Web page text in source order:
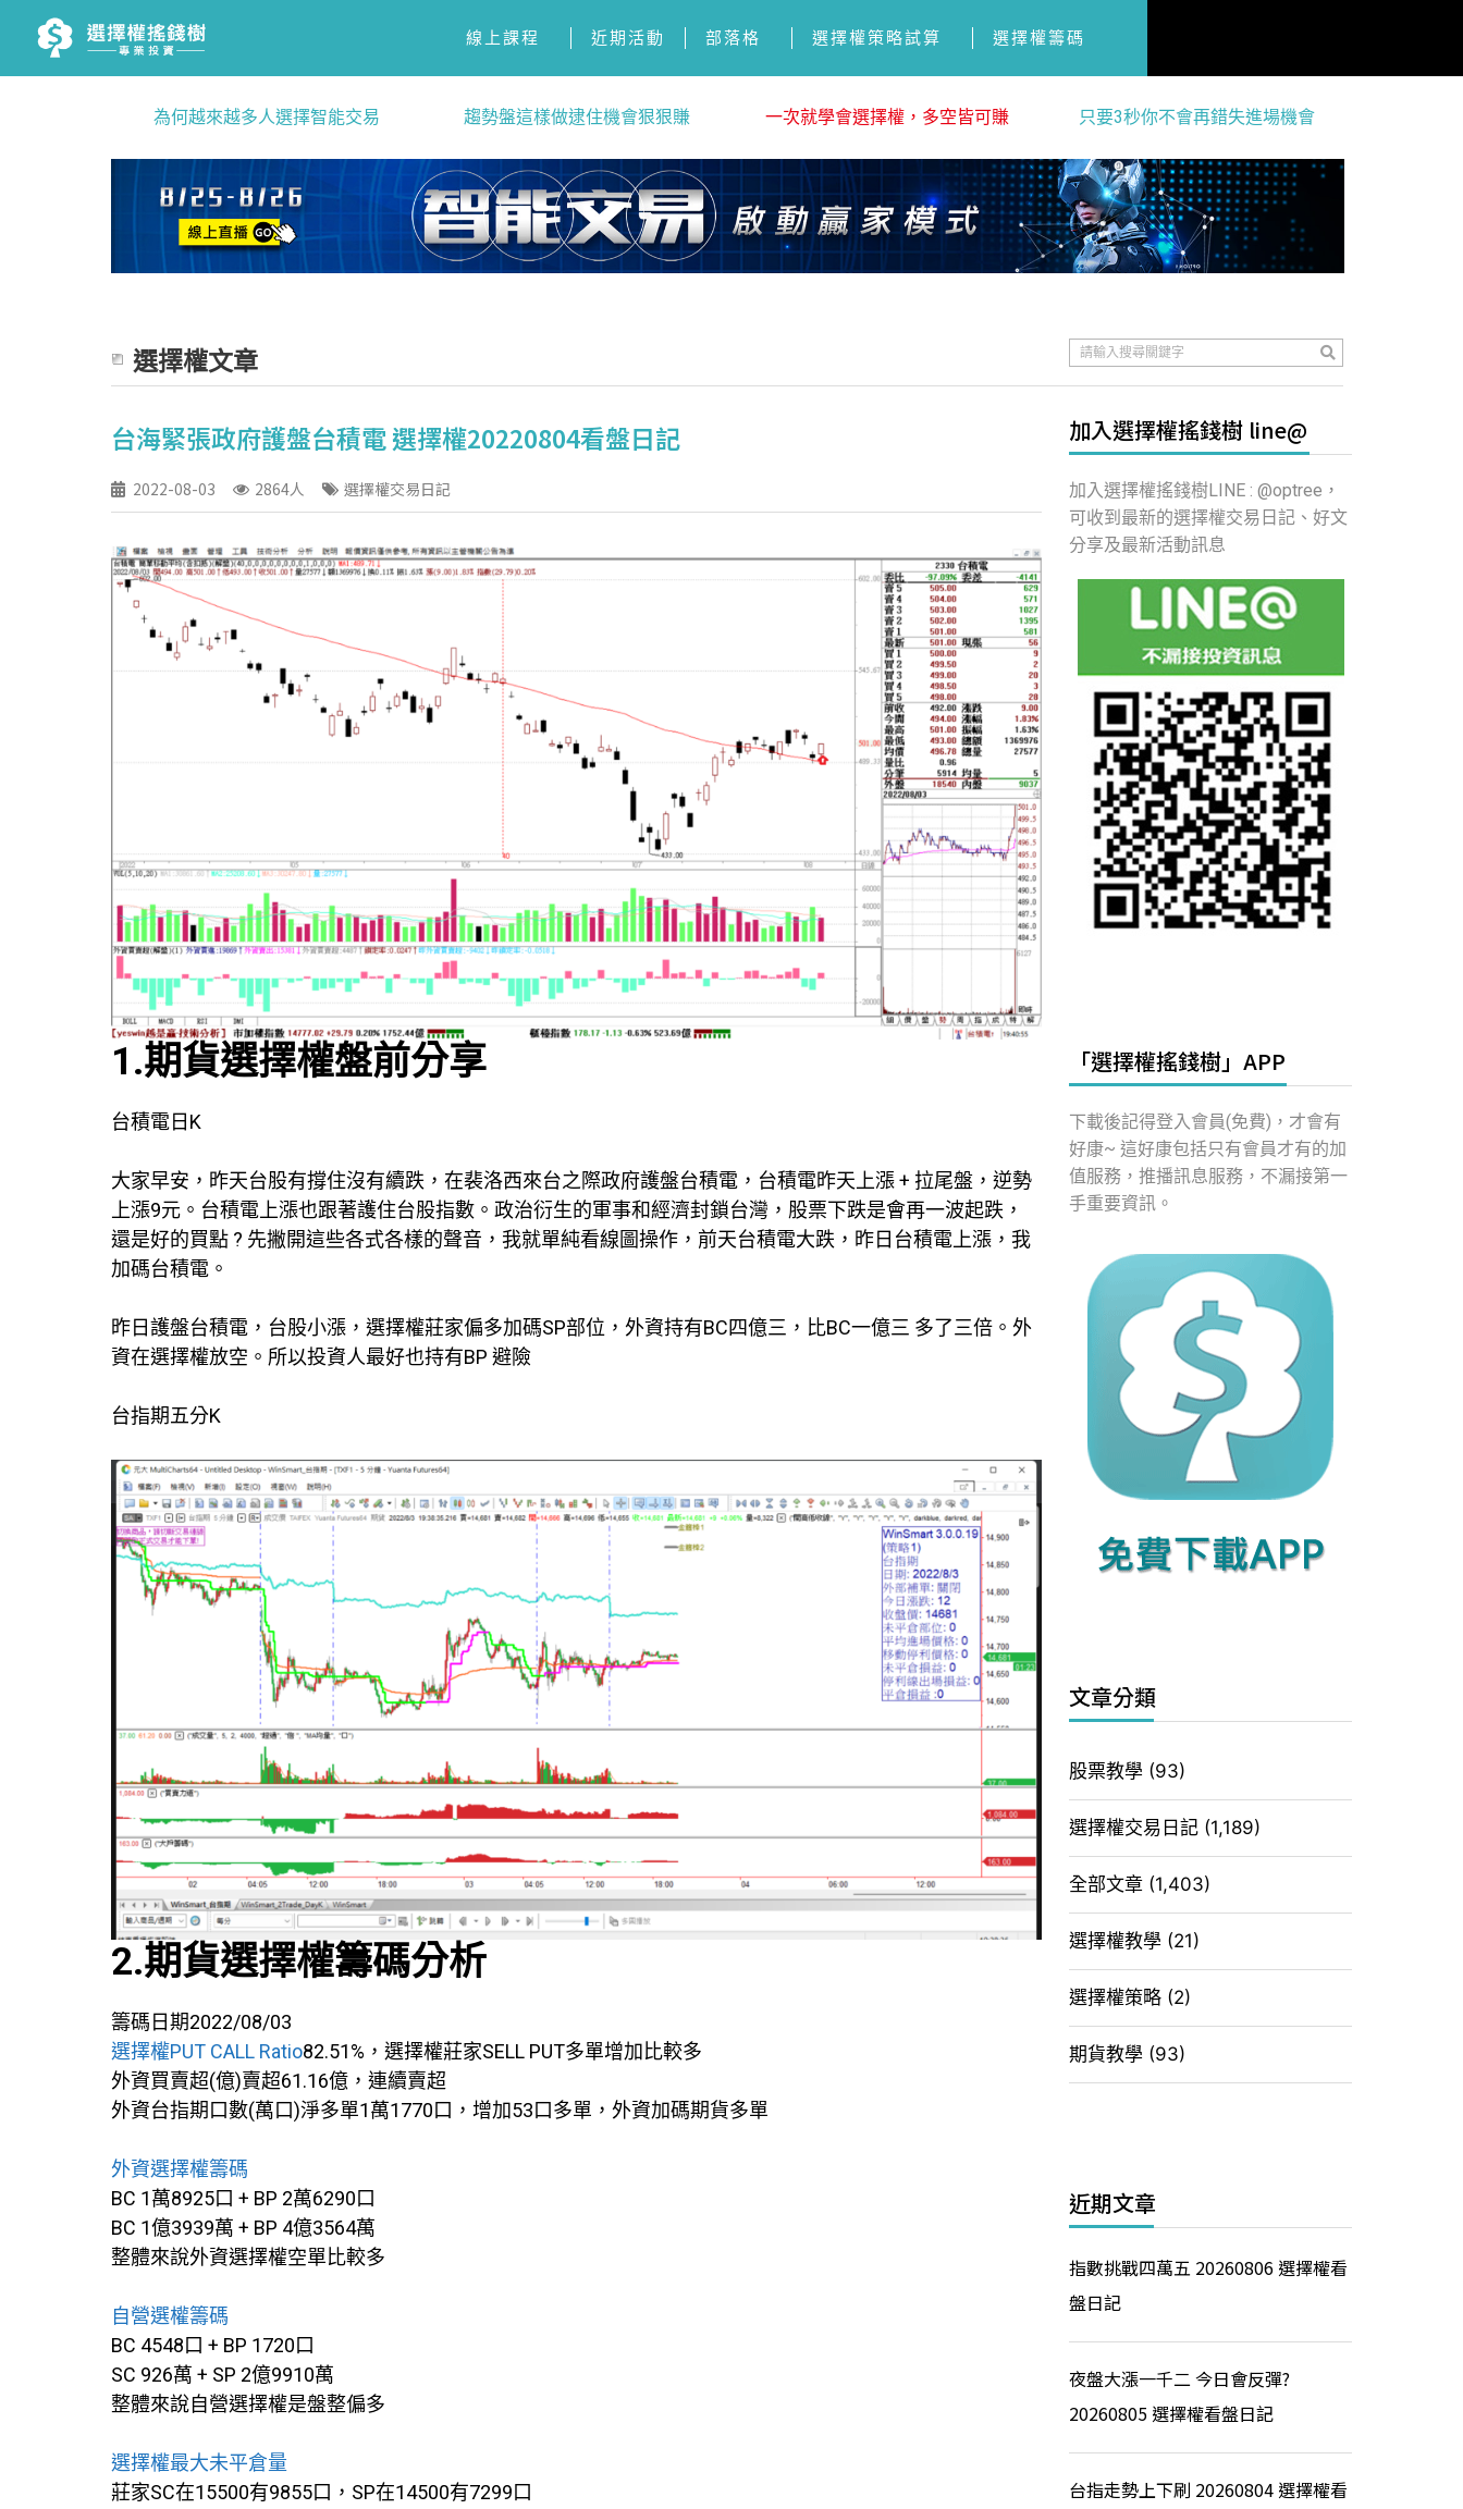
線上課程 近期活動 部落格 選擇權策略試算 選擇權籌碼
為何越來越多人選擇智能交易 趨勢盤這樣做逮住機會狠狠賺 一次就學會選擇權，多空皆可賺 只要3秒你不會再錯失進場機會
選擇權文章
台海緊張政府護盤台積電 選擇權20220804看盤日記
2022-08-03 2864人 選擇權交易日記
1.期貨選擇權盤前分享
台積電日K
大家早安，昨天台股有撐住沒有續跌，在裴洛西來台之際政府護盤台積電，台積電昨天上漲 + 拉尾盤，逆勢
上漲9元。台積電上漲也跟著護住台股指數。政治衍生的軍事和經濟封鎖台灣，股票下跌是會再一波起跌，
還是好的買點 ? 先撇開這些各式各樣的聲音，我就單純看線圖操作，前天台積電大跌，昨日台積電上漲，我
加碼台積電。
昨日護盤台積電，台股小漲，選擇權莊家偏多加碼SP部位，外資持有BC四億三，比BC一億三 多了三倍。外
資在選擇權放空。所以投資人最好也持有BP 避險
台指期五分K
2.期貨選擇權籌碼分析
籌碼日期2022/08/03
選擇權PUT CALL Ratio82.51%，選擇權莊家SELL PUT多單增加比較多
外資買賣超(億)賣超61.16億，連續賣超
外資台指期口數(萬口)淨多單1萬1770口，增加53口多單，外資加碼期貨多單
外資選擇權籌碼
BC 1萬8925口 + BP 2萬6290口
BC 1億3939萬 + BP 4億3564萬
整體來說外資選擇權空單比較多
自營選權籌碼
BC 4548口 + BP 1720口
SC 926萬 + SP 2億9910萬
整體來說自營選擇權是盤整偏多
選擇權最大未平倉量
莊家SC在15500有9855口，SP在14500有7299口
加入選擇權搖錢樹 line@
加入選擇權搖錢樹LINE : @optree，
可收到最新的選擇權交易日記、好文
分享及最新活動訊息
「選擇權搖錢樹」APP
下載後記得登入會員(免費)，才會有
好康~ 這好康包括只有會員才有的加
值服務，推播訊息服務，不漏接第一
手重要資訊。
文章分類
股票教學 (93)
選擇權交易日記 (1,189)
全部文章 (1,403)
選擇權教學 (21)
選擇權策略 (2)
期貨教學 (93)
近期文章
指數挑戰四萬五 20260806 選擇權看
盤日記
夜盤大漲一千二 今日會反彈?
20260805 選擇權看盤日記
台指走勢上下刷 20260804 選擇權看